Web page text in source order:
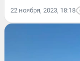
22 ноября, 2023, 18:18